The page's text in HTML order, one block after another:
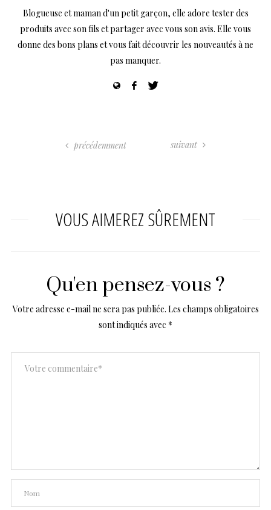
Blogueuse et maman d'un petit garçon, elle adore tester des
produits avec son fils et partager avec vous son avis. Elle vous
donne des bons plans et vous fait découvrir les nouveautés à ne
pas manquer.
précédemment suivant
VOUS AIMEREZ SÛREMENT
Qu'en pensez-vous ?
Votre adresse e-mail ne sera pas publiée. Les champs obligatoires
sont indiqués avec *